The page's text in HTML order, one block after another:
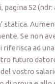
52 (ndr:
statica.
Se non
riferisca ad
futuro
vostro